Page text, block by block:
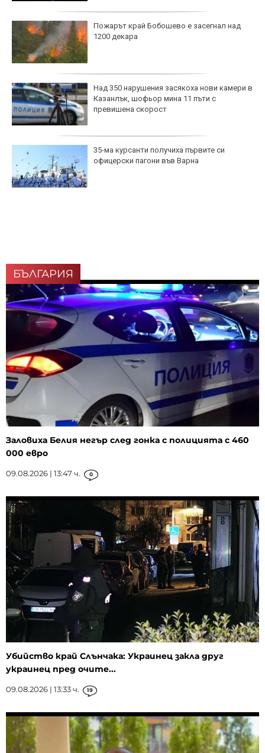
Пожарът край Бобошево е засегнал над
1200 декара
Над 350 нарушения засякоха нови камери в
Казанлък, шофьор мина 11 пъти с
превишена скорост
35-ма курсанти получиха първите си
офицерски пагони във Варна
БЪЛГАРИЯ
Заловиха Белия негър след гонка с полицията с 460
000 евро
09.08.2026 | 13:47 ч. 0
Убийство край Слънчака: Украинец закла друг
украинец пред очите...
09.08.2026 | 13:33 ч. 19